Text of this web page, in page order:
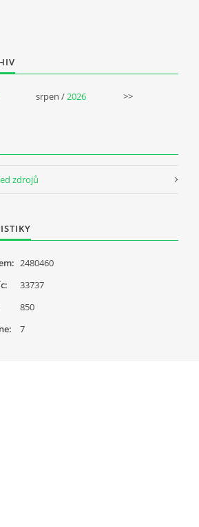
srpen /2026 >>
zdrojů
7
2480460
33737
850